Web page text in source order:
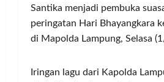
Santika menjadi pembuka
peringatan Hari Bhayangkara
di Mapolda Lampung, Selasa
Iringan lagu dari Kapolda